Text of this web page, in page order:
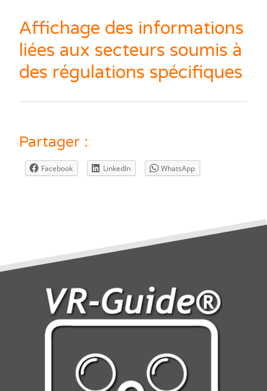
Affichage des informations
liées aux secteurs soumis à
des régulations spécifiques
Partager :
Facebook LinkedIn WhatsApp